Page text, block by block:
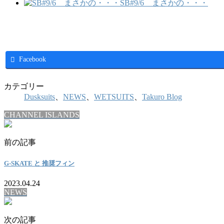
SB#9/6 まさかの・・・
Facebook
カテゴリー
Dusksuits
NEWS WETSUITS Takuro Blog
CHANNEL ISLANDS
前の記事
G-SKATE と 推奨フィン
2023.04.24
NEWS
次の記事